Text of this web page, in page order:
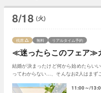
8/18 (火)
≪迷ったらこのフェア≫
残席 無料 リアルタイム予約
結婚が決まったけど何から始めたらい
ってわからない…、そんなお2人はまず
11:00～